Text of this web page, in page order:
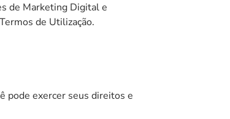
de Marketing Digital e
de Utilização.
pode exercer seus direitos e